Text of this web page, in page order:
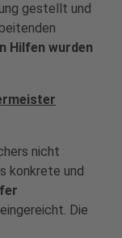
gestellt und
Hilfen wurden
nicht
konkrete und
eingereicht. Die